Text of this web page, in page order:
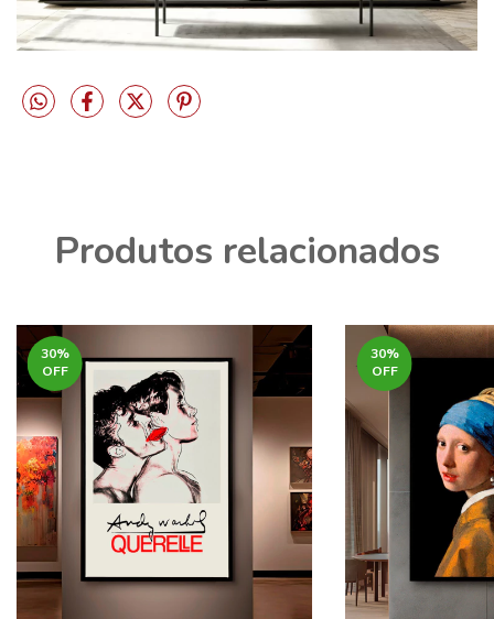
Produtos relacionados
30%
OFF
30%
OFF